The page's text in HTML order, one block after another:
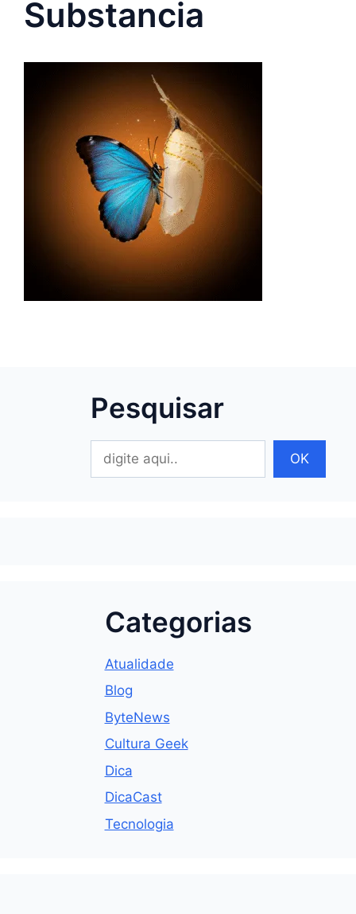
Substancia
Pesquisar
OK
Categorias
Atualidade
Blog
ByteNews
Cultura Geek
Dica
DicaCast
Tecnologia